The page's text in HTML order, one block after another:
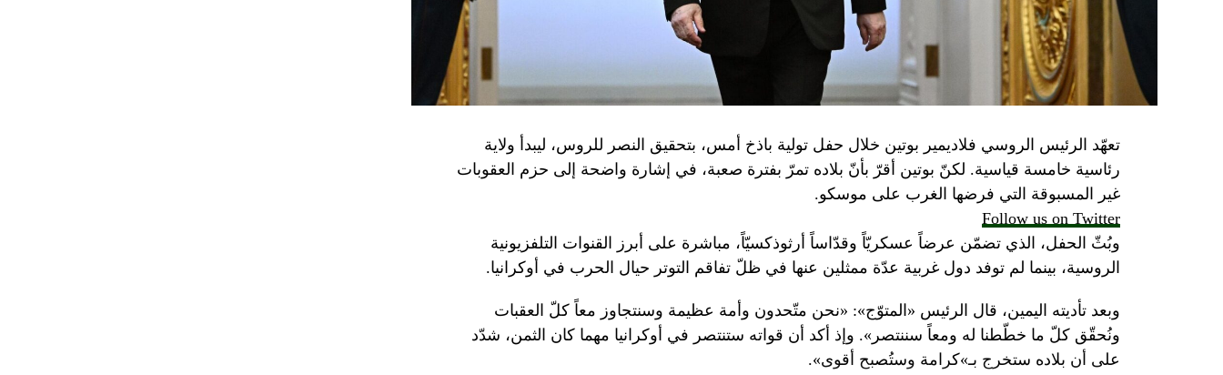
تعهّد الرئيس الروسي فلاديمير بوتين خلال حفل تولية باذخ أمس، بتحقيق النصر للروس، ليبدأ ولاية
رئاسية خامسة قياسية. لكنّ بوتين أقرّ بأنّ بلاده تمرّ بفترة صعبة، في إشارة واضحة إلى حزم العقوبات
غير المسبوقة التي فرضها الغرب على موسكو.
Follow us on Twitter
وبُثّ الحفل، الذي تضمّن عرضاً عسكريّاً وقدّاساً أرثوذكسيّاً، مباشرة على أبرز القنوات التلفزيونية
الروسية، بينما لم توفد دول غربية عدّة ممثلين عنها في ظلّ تفاقم التوتر حيال الحرب في أوكرانيا.
وبعد تأديته اليمين، قال الرئيس «المتوّج»: «نحن متّحدون وأمة عظيمة وسنتجاوز معاً كلّ العقبات
ونُحقّق كلّ ما خطّطنا له ومعاً سننتصر». وإذ أكد أن قواته ستنتصر في أوكرانيا مهما كان الثمن، شدّد
على أن بلاده ستخرج بـ»كرامة وستُصبح أقوى».